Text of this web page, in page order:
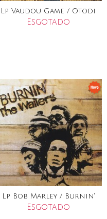
Lp Vaudou Game / Otodi
Esgotado
Lp Bob Marley / Burnin'
Esgotado